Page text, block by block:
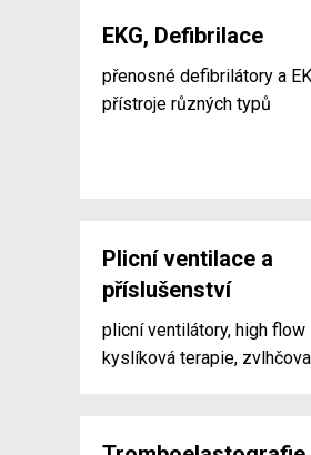
EKG, Defibrilace
přenosné defibrilátory a
přístroje různých typů
Plicní ventilace a
příslušenství
plicní ventilátory, high flow
kyslíková terapie,